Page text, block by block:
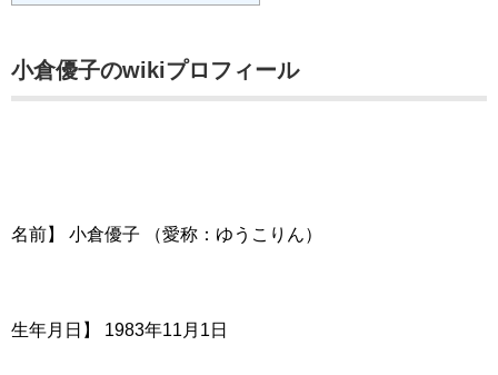
小倉優子のwikiプロフィール
名前】 小倉優子 （愛称：ゆうこりん）
生年月日】 1983年11月1日